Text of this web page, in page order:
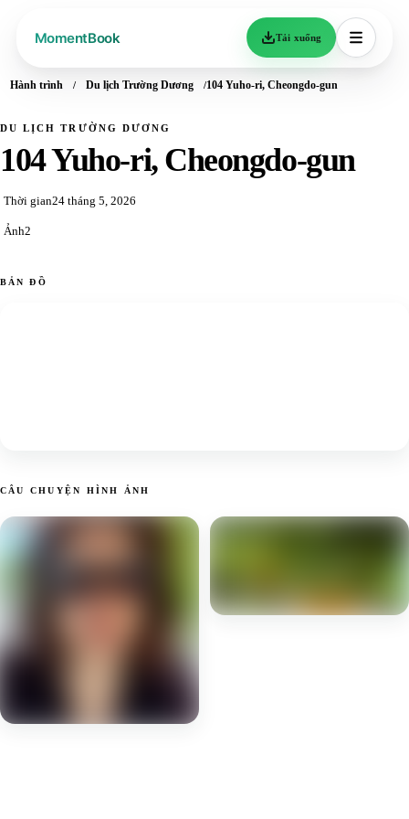
Tải xuống
Hành trình Du lịch Trường Dương 104 Yuho-ri, Cheongdo-gun
DU LỊCH TRƯỜNG DƯƠNG
104 Yuho-ri, Cheongdo-gun
Thời gian24 tháng 5, 2026
Ảnh2
BẢN ĐỒ
CÂU CHUYỆN HÌNH ẢNH